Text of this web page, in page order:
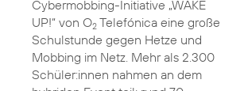
Cybermobbing-Initiative „WAKE
UP!“ von O2Telefónica eine große
Schulstunde gegen Hetze und
Mobbing im Netz. Mehr als 2.300
Schüler:innen nahmen an dem